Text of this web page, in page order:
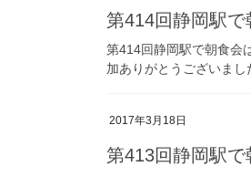
第414回静岡駅で
第414回静岡駅で朝食会
加ありがとうございま
2017年3月18日
第413回静岡駅で